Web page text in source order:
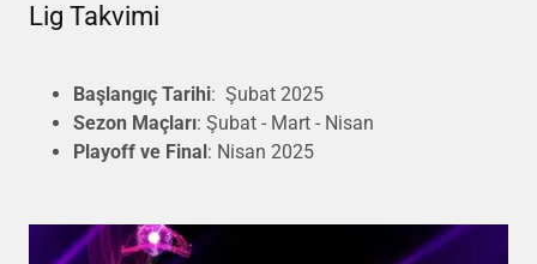
Lig Takvimi
Başlangıç Tarihi: Şubat 2025
Sezon Maçları: Şubat - Mart - Nisan
Playoff ve Final : Nisan 2025